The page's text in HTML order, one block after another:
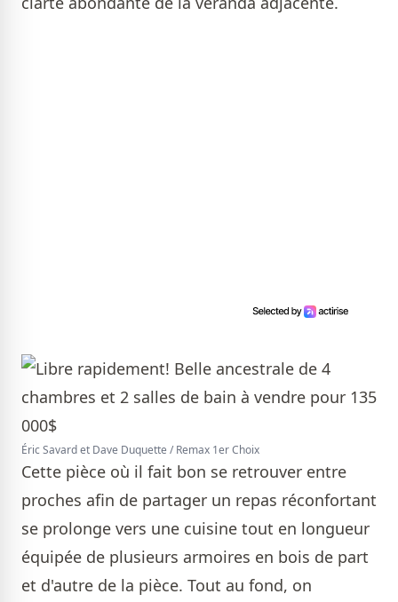
Éric Savard et Dave Duquette / Remax 1er Choix
Cette pièce où il fait bon se retrouver entre
proches afin de partager un repas réconfortant
se prolonge vers une cuisine tout en longueur
équipée de plusieurs armoires en bois de part
et d'autre de la pièce. Tout au fond, on